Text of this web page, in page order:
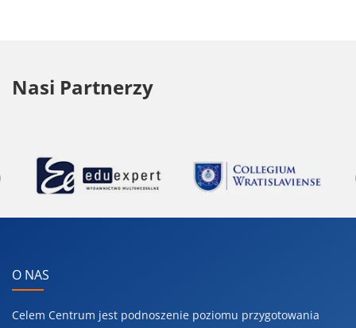
Nasi Partnerzy
Previous
O NAS
Celem Centrum jest podnoszenie poziomu przygotowania